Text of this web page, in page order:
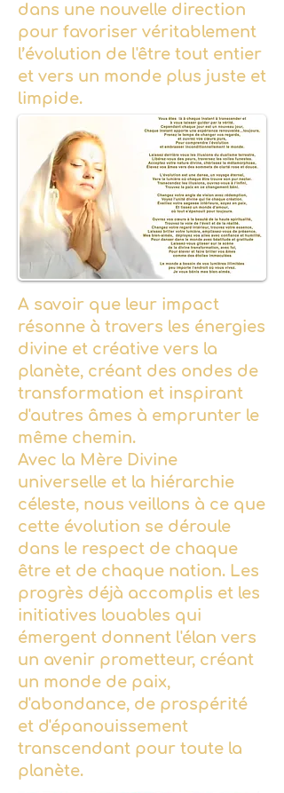
dans une nouvelle direction
pour favoriser véritablement
l’évolution de l'être tout entier
et vers un monde plus juste et
limpide.
A savoir que leur impact
résonne à travers les énergies
divine et créative vers la
planète, créant des ondes de
transformation et inspirant
d'autres âmes à emprunter le
même chemin.
Avec la Mère Divine
universelle et la hiérarchie
céleste, nous veillons à ce que
cette évolution se déroule
dans le respect de chaque
être et de chaque nation. Les
progrès déjà accomplis et les
initiatives louables qui
émergent donnent l'élan vers
un avenir prometteur, créant
un monde de paix,
d'abondance, de prospérité
et d'épanouissement
transcendant pour toute la
planète.